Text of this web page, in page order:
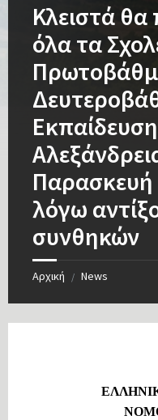
Κλειστά
όλα τα
Παρασκευή
λόγω
συνθηκών
Αρχική / News